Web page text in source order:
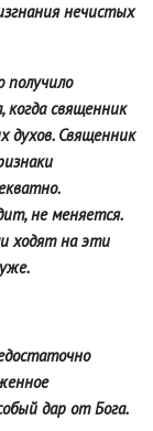
нечистых
получило
когда священник
духов. Священник
не меняется.
ходят на эти
дар от Бога.